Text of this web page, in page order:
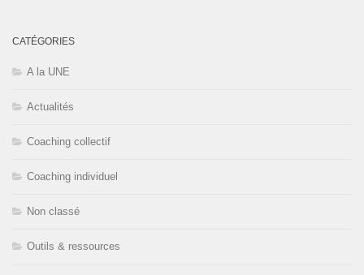
CATÉGORIES
A la UNE
Actualités
Coaching collectif
Coaching individuel
Non classé
Outils & ressources